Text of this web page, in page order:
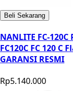
Beli Sekarang
NANLITE FC-
FC120C FC 120
GARANSI RESMI
Rp5.140.000